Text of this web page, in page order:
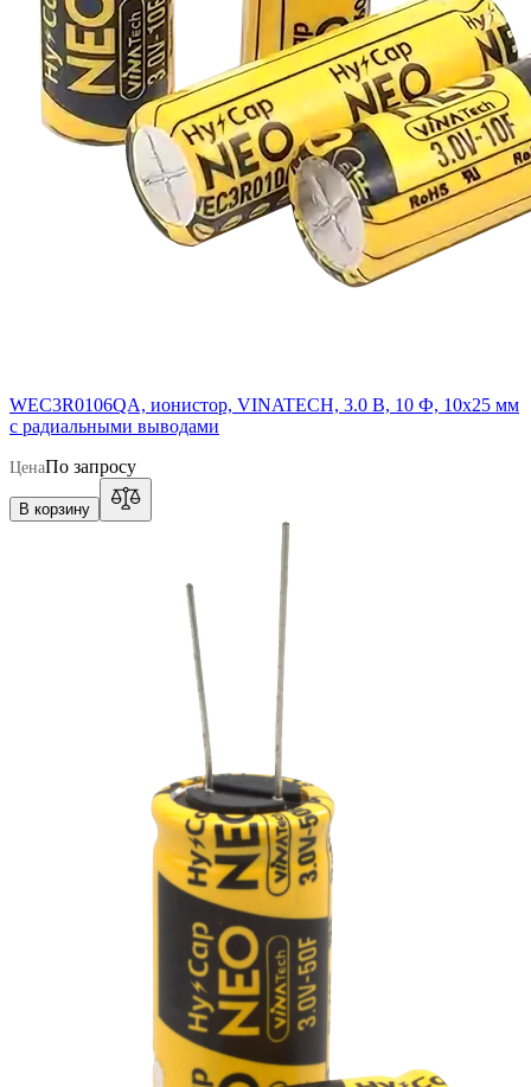
WEC3R0106QA, ионистор, VINATECH, 3.0 В, 10 Ф, 10x25 мм
с радиальными выводами
ЦенаПо запросу
В корзину